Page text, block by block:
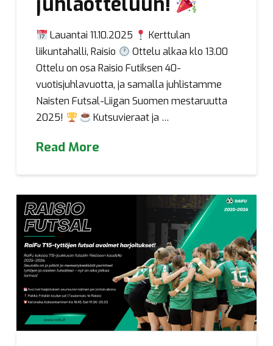
Lauantai 11.10.2025
Kerttulan
liikuntahalli, Raisio
Ottelu alkaa klo 13.00
Ottelu on osa Raisio Futiksen 40-
vuotisjuhlavuotta, ja samalla juhlistamme
Naisten Futsal-Liigan Suomen mestaruutta
2025!
Kutsuvieraat ja …
Read More